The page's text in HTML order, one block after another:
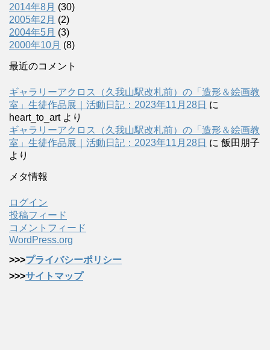
2014年8月 (30)
2005年2月 (2)
2004年5月 (3)
2000年10月 (8)
最近のコメント
ギャラリーアクロス（久我山駅改札前）の「造形＆絵画教
室」生徒作品展｜活動日記：2023年11月28日 に
heart_to_artより
ギャラリーアクロス（久我山駅改札前）の「造形＆絵画教
室」生徒作品展｜活動日記：2023年11月28日 に 飯田朋子
より
メタ情報
ログイン
投稿フィード
コメントフィード
WordPress.org
>>>プライバシーポリシー
>>>サイトマップ